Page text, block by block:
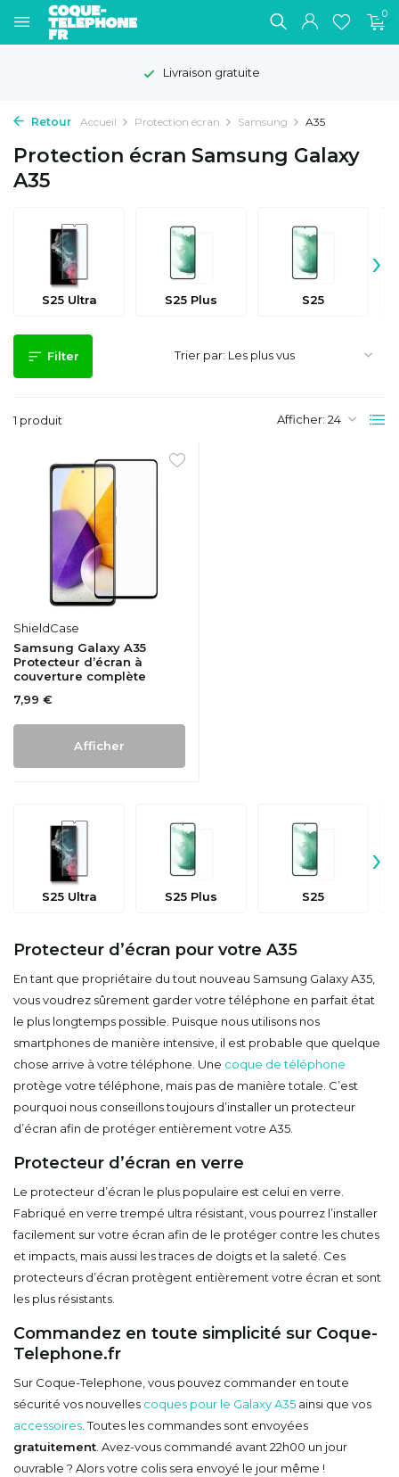
0
Livraison gratuite
Retour Accueil Protection écran Samsung A35
Protection écran Samsung Galaxy
A35
S25 Ultra S25 Plus S25
›
Filter
1 produit Afficher:
Trier par:
ShieldCase
Samsung Galaxy A35
Protecteur d’écran à
couverture complète
7,99 €
Afficher
S25 Ultra S25 Plus S25
›
Protecteur d’écran pour votre A35
En tant que propriétaire du tout nouveau Samsung Galaxy A35,
vous voudrez sûrement garder votre téléphone en parfait état
le plus longtemps possible. Puisque nous utilisons nos
smartphones de manière intensive, il est probable que quelque
chose arrive à votre téléphone. Une coque de téléphone
protège votre téléphone, mais pas de manière totale. C’est
pourquoi nous conseillons toujours d’installer un protecteur
d’écran afin de protéger entièrement votre A35.
Protecteur d’écran en verre
Le protecteur d’écran le plus populaire est celui en verre.
Fabriqué en verre trempé ultra résistant, vous pourrez l’installer
facilement sur votre écran afin de le protéger contre les chutes
et impacts, mais aussi les traces de doigts et la saleté. Ces
protecteurs d’écran protègent entièrement votre écran et sont
les plus résistants.
Commandez en toute simplicité sur Coque-
Telephone.fr
Sur Coque-Telephone, vous pouvez commander en toute
sécurité vos nouvelles coques pour le Galaxy A35 ainsi que vos
accessoires . Toutes les commandes sont envoyées
gratuitement . Avez-vous commandé avant 22h00 un jour
ouvrable ? Alors votre colis sera envoyé le jour même !